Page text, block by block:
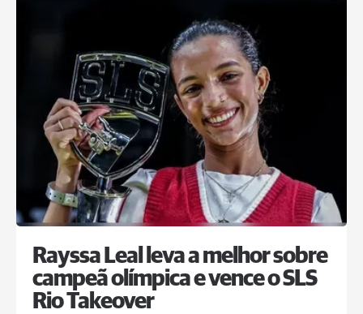
Rayssa Leal leva a melhor sobre
campeã olímpica e vence o SLS
Rio Takeover